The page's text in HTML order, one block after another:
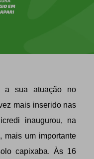
a sua atuação no
mais inserido nas
inaugurou, na
mais um importante
capixaba. Às 16